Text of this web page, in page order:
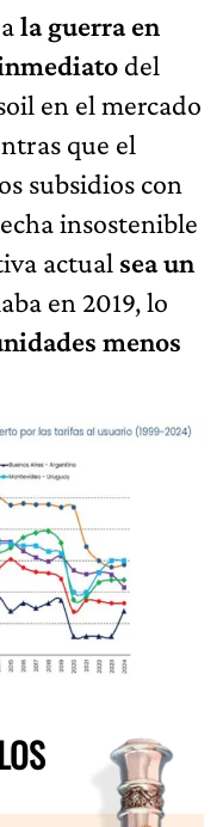
la guerra en
del
en el mercado
que el
subsidios con
insostenible
actual sea un
en 2019, lo
menos